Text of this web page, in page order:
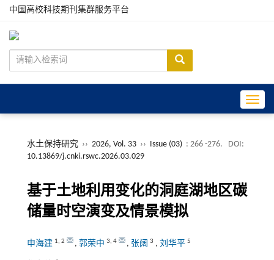
中国高校科技期刊集群服务平台
水土保持研究 ›› 2026, Vol. 33 ›› Issue (03) : 266 -276.
DOI:
10.13869/j.cnki.rswc.2026.03.029
基于土地利用变化的洞庭湖地区碳
储量时空演变及情景模拟
申海建 1, 2 , 郭荣中 3, 4 , 张阔 3 , 刘华平 5